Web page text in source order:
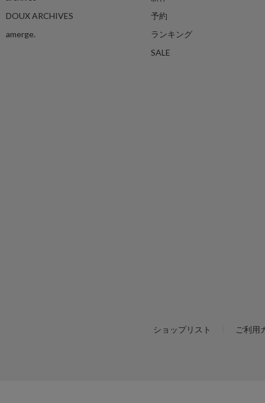
DOUX ARCHIVES
amerge.
予約
ランキング
SALE
ショップリスト ご利用